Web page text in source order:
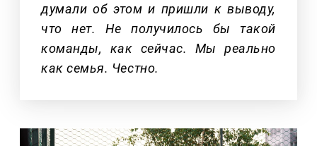
думали об этом и пришли к выводу,
что нет. Не получилось бы такой
команды, как сейчас. Мы реально
как семья. Честно.